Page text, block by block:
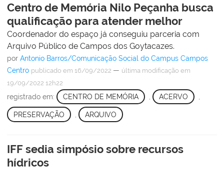
Centro de Memória Nilo Peçanha busca
qualificação para atender melhor
Coordenador do espaço já conseguiu parceria com
Arquivo Público de Campos dos Goytacazes.
por Antonio Barros/Comunicação Social do Campus Campos
Centro publicado em 16/09/2022 — última modificação em
19/09/2022 12h22
registrado em: CENTRO DE MEMÓRIA ACERVO
PRESERVAÇÃO ARQUIVO
IFF sedia simpósio sobre recursos
hídricos